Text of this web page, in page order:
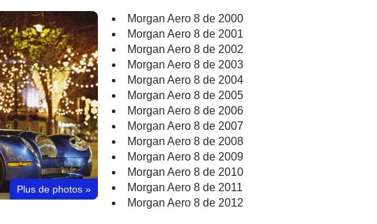
Plus de photos »
Morgan Aero 8 de 2000
Morgan Aero 8 de 2001
Morgan Aero 8 de 2002
Morgan Aero 8 de 2003
Morgan Aero 8 de 2004
Morgan Aero 8 de 2005
Morgan Aero 8 de 2006
Morgan Aero 8 de 2007
Morgan Aero 8 de 2008
Morgan Aero 8 de 2009
Morgan Aero 8 de 2010
Morgan Aero 8 de 2011
Morgan Aero 8 de 2012